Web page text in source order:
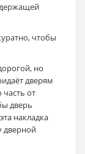
чтобы
но
дверям
от
дверь
накладка
дверной